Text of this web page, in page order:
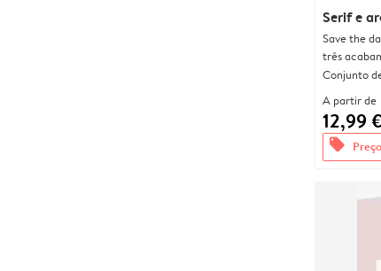
Serif e
Save the
três
Conjunto
A partir de
12,99 €
offers